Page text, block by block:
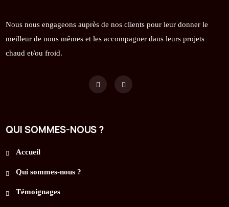
Nous nous engageons auprès de nos clients pour leur donner le
meilleur de nous mêmes et les accompagner dans leurs projets
chaud et/ou froid.
QUI SOMMES-NOUS ?
Accueil
Qui sommes-nous ?
Témoignages